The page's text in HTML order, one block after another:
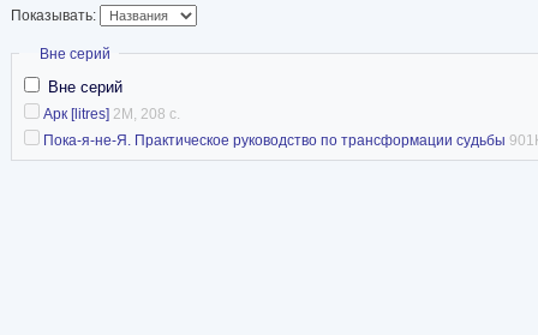
Показывать:
Скрыть
Вне серий
Вне серий
Арк [litres] 2M, 208 с.
Пока-я-не-Я. Практическое руководство по трансформации судьбы